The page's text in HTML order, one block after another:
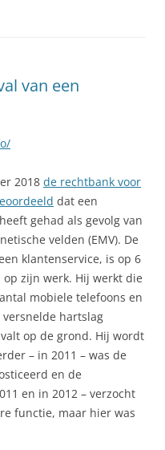
van een
2018 de rechtbank voor
dat een
gehad als gevolg van
velden (EMV). De
klantenservice, is op 6
zijn werk. Hij werkt die
mobiele telefoons en
hartslag
op de grond. Hij wordt
– in 2011 – was de
en de
en in 2012 – verzocht
functie, maar hier was